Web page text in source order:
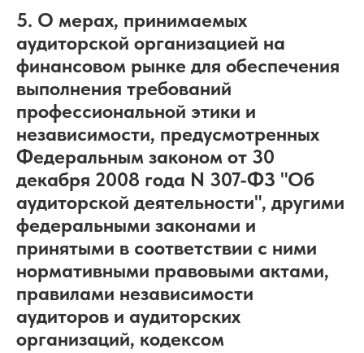
5. О мерах, принимаемых
аудиторской организацией на
финансовом рынке для обеспечения
выполнения требований
профессиональной этики и
независимости, предусмотренных
Федеральным законом от 30
декабря 2008 года N 307-ФЗ "Об
аудиторской деятельности", другими
федеральными законами и
принятыми в соответствии с ними
нормативными правовыми актами,
правилами независимости
аудиторов и аудиторских
организаций, кодексом